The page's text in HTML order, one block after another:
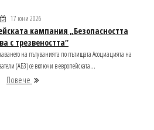
17 юни 2026
кампания „Безопасността
с трезвеността“
на пътуванията по пътищата Асоциацията на
(АБЗ) се включи в европейската...
Повече